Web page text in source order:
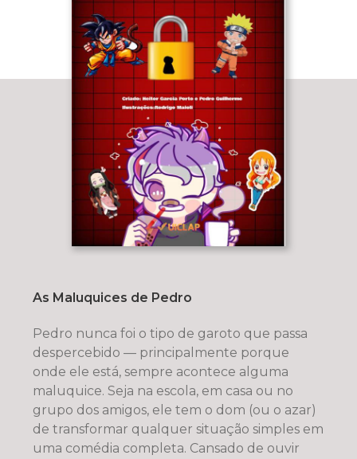
As Maluquices de Pedro
Pedro nunca foi o tipo de garoto que passa
despercebido — principalmente porque
onde ele está, sempre acontece alguma
maluquice. Seja na escola, em casa ou no
grupo dos amigos, ele tem o dom (ou o azar)
de transformar qualquer situação simples em
uma comédia completa. Cansado de ouvir